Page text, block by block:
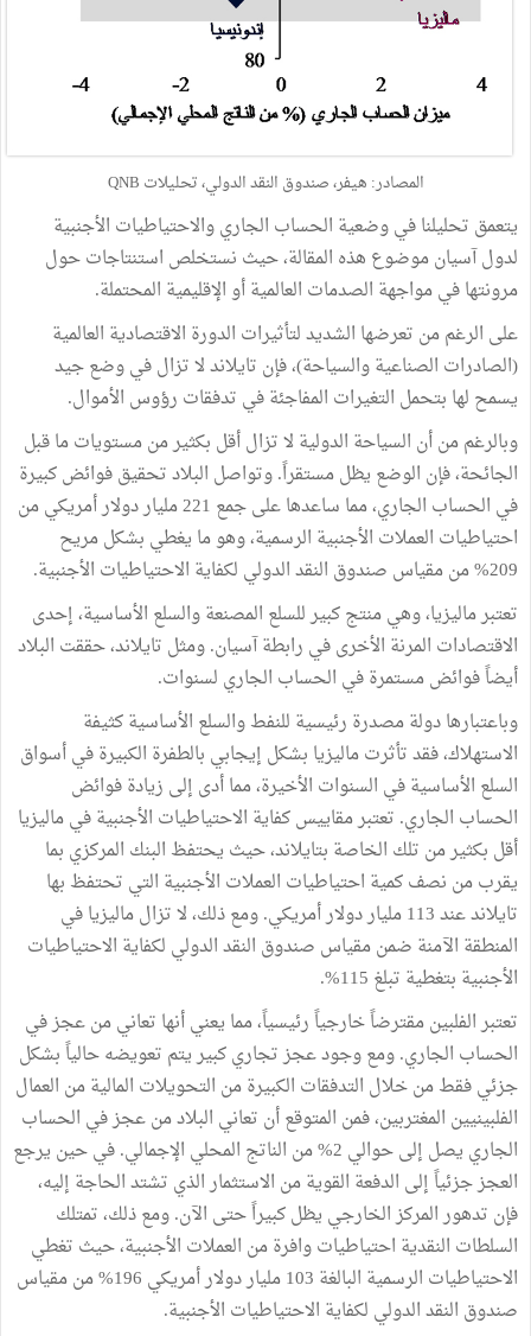
المصادر: هيفر، صندوق النقد الدولي، تحليلات QNB
يتعمق تحليلنا في وضعية الحساب الجاري والاحتياطيات الأجنبية
لدول آسيان موضوع هذه المقالة، حيث نستخلص استنتاجات حول
مرونتها في مواجهة الصدمات العالمية أو الإقليمية المحتملة.
على الرغم من تعرضها الشديد لتأثيرات الدورة الاقتصادية العالمية
(الصادرات الصناعية والسياحة)، فإن تايلاند لا تزال في وضع جيد
يسمح لها بتحمل التغيرات المفاجئة في تدفقات رؤوس الأموال.
وبالرغم من أن السياحة الدولية لا تزال أقل بكثير من مستويات ما قبل
الجائحة، فإن الوضع يظل مستقراً. وتواصل البلاد تحقيق فوائض كبيرة
في الحساب الجاري، مما ساعدها على جمع 221 مليار دولار أمريكي من
احتياطيات العملات الأجنبية الرسمية، وهو ما يغطي بشكل مريح
209% من مقياس صندوق النقد الدولي لكفاية الاحتياطيات الأجنبية.
تعتبر ماليزيا، وهي منتج كبير للسلع المصنعة والسلع الأساسية، إحدى
الاقتصادات المرنة الأخرى في رابطة آسيان. ومثل تايلاند، حققت البلاد
أيضاً فوائض مستمرة في الحساب الجاري لسنوات.
وباعتبارها دولة مصدرة رئيسية للنفط والسلع الأساسية كثيفة
الاستهلاك، فقد تأثرت ماليزيا بشكل إيجابي بالطفرة الكبيرة في أسواق
السلع الأساسية في السنوات الأخيرة، مما أدى إلى زيادة فوائض
الحساب الجاري. تعتبر مقاييس كفاية الاحتياطيات الأجنبية في ماليزيا
أقل بكثير من تلك الخاصة بتايلاند، حيث يحتفظ البنك المركزي بما
يقرب من نصف كمية احتياطيات العملات الأجنبية التي تحتفظ بها
تايلاند عند 113 مليار دولار أمريكي. ومع ذلك، لا تزال ماليزيا في
المنطقة الآمنة ضمن مقياس صندوق النقد الدولي لكفاية الاحتياطيات
الأجنبية بتغطية تبلغ 115%.
تعتبر الفلبين مقترضاً خارجياً رئيسياً، مما يعني أنها تعاني من عجز في
الحساب الجاري. ومع وجود عجز تجاري كبير يتم تعويضه حالياً بشكل
جزئي فقط من خلال التدفقات الكبيرة من التحويلات المالية من العمال
الفلبينيين المغتربين، فمن المتوقع أن تعاني البلاد من عجز في الحساب
الجاري يصل إلى حوالي 2% من الناتج المحلي الإجمالي. في حين يرجع
العجز جزئياً إلى الدفعة القوية من الاستثمار الذي تشتد الحاجة إليه،
فإن تدهور المركز الخارجي يظل كبيراً حتى الآن. ومع ذلك، تمتلك
السلطات النقدية احتياطيات وافرة من العملات الأجنبية، حيث تغطي
الاحتياطيات الرسمية البالغة 103 مليار دولار أمريكي 196% من مقياس
صندوق النقد الدولي لكفاية الاحتياطيات الأجنبية.